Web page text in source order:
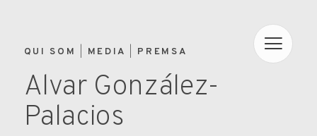
QUI SOM MEDIA PREMSA
Alvar González-
Palacios